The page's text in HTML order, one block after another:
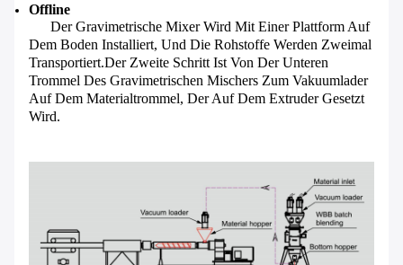
Offline
Der Gravimetrische Mixer Wird Mit Einer Plattform Auf
Dem Boden Installiert, Und Die Rohstoffe Werden Zweimal
Transportiert.Der Zweite Schritt Ist Von Der Unteren
Trommel Des Gravimetrischen Mischers Zum Vakuumlader
Auf Dem Materialtrommel, Der Auf Dem Extruder Gesetzt
Wird.